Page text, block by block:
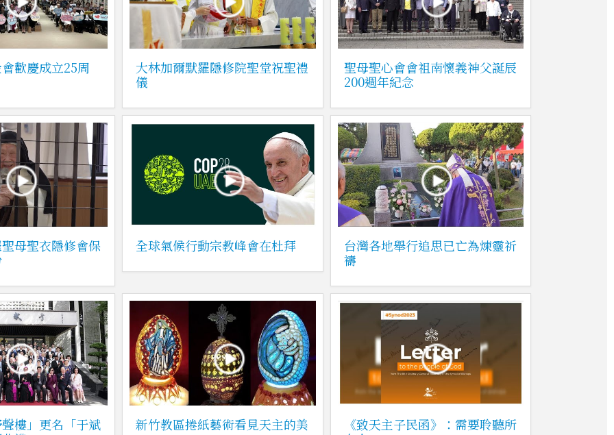
歡慶成立25周
大林加爾默羅隱修院聖堂祝聖禮
儀
聖母聖心會會祖南懷義神父誕辰
200週年紀念
母聖衣隱修會保
全球氣候行動宗教峰會在杜拜
台灣各地舉行追思已亡為煉靈祈
禱
樓」更名「于斌
新竹教區捲紙藝術看見天主的美
《致天主子民函》：需要聆聽所